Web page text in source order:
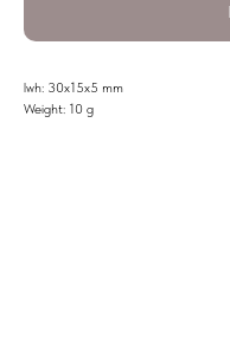
lwh: 30x15x5 mm
Weight: 10 g